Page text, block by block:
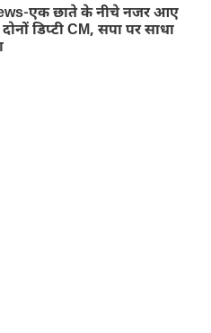
एक छाते के नीचे नजर आए
डिप्टी CM, सपा पर साधा